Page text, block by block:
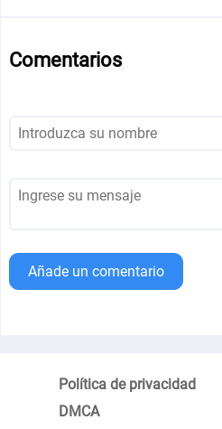
Comentarios
Añade un comentario
Política de privacidad
DMCA